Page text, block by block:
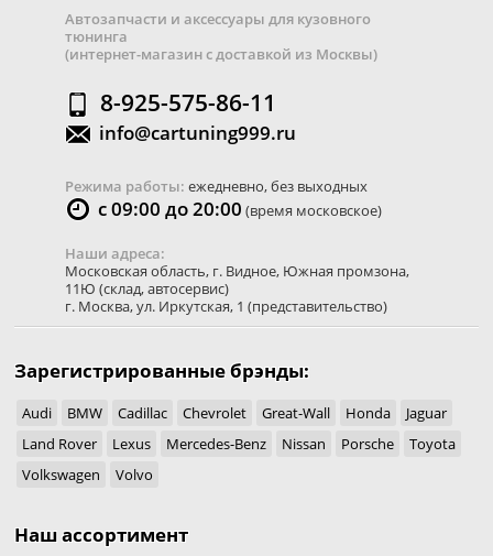
Автозапчасти и аксессуары для кузовного
тюнинга
(интернет-магазин с доставкой из Москвы)
8-925-575-86-11
info@cartuning999.ru
Режима работы: ежедневно, без выходных
с 09:00 до 20:00 (время московское)
Наши адреса:
Московская область, г. Видное, Южная промзона,
11Ю (склад, автосервис)
г. Москва,ул. Иркутская, 1 (представительство)
Зарегистрированные брэнды:
Audi BMW Cadillac Chevrolet Great-Wall Honda
Jaguar
Land Rover
Lexus Mercedes-Benz Nissan Porsche
Toyota
Volkswagen
Volvo
Наш ассортимент